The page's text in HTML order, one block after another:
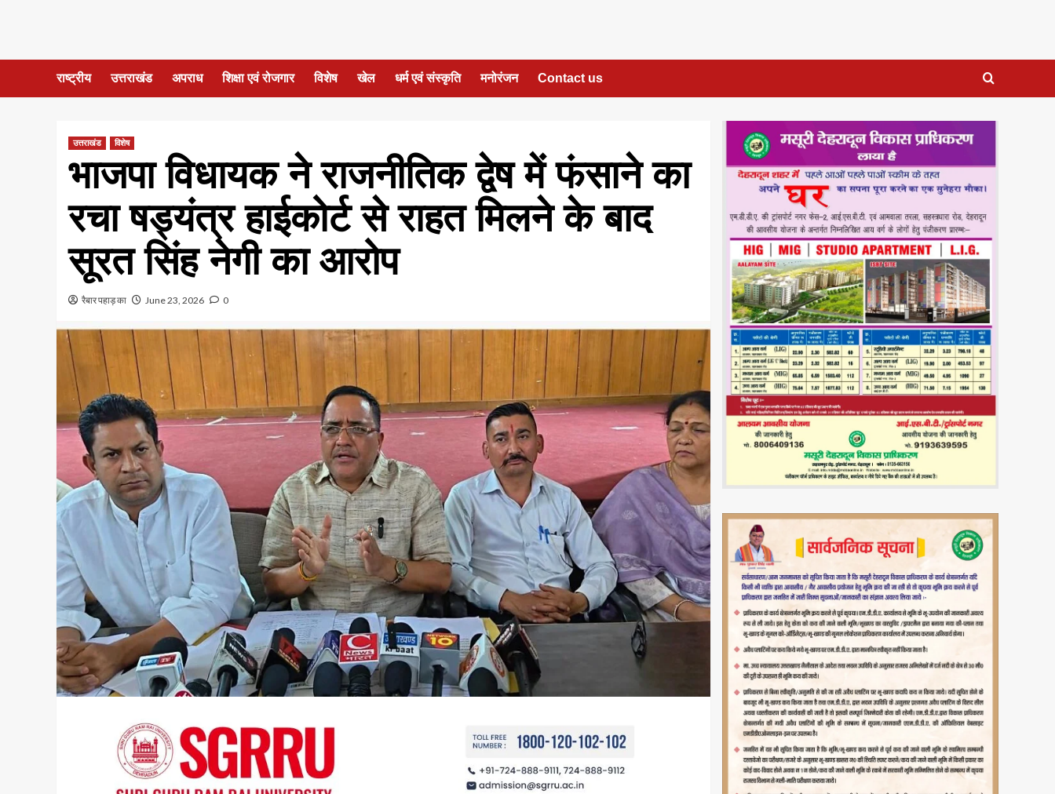
राष्ट्रीय उत्तराखंड अपराध शिक्षा एवं रोजगार विशेष खेल धर्म एवं संस्कृति मनोरंजन Contact us
उत्तराखंड विशेष
भाजपा विधायक ने राजनीतिक द्वेष में फंसाने का
रचा षड्यंत्र हाईकोर्ट से राहत मिलने के बाद
सूरत सिंह नेगी का आरोप
रैबार पहाड़ का June 23, 2026 0